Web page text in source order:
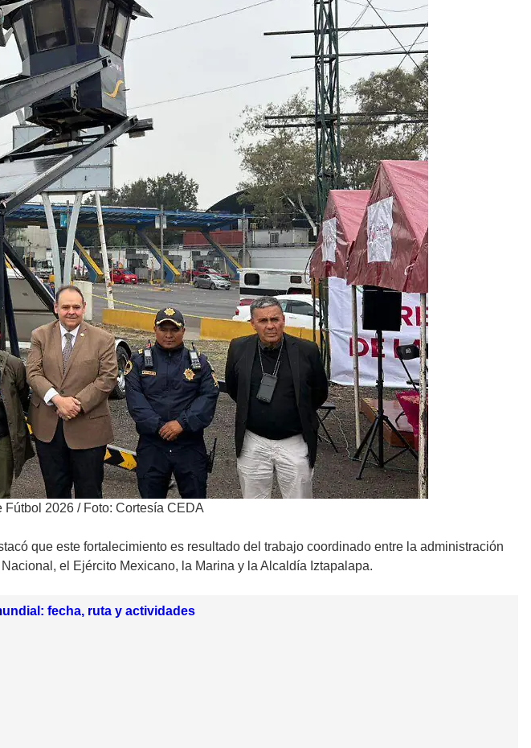
Fútbol 2026 / Foto: Cortesía CEDA
que este fortalecimiento es resultado del trabajo coordinado entre la administración
el Ejército Mexicano, la Marina y la Alcaldía Iztapalapa.
fecha, ruta y actividades